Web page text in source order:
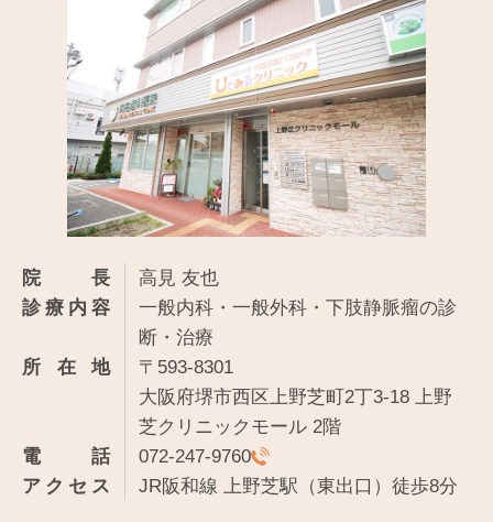
院長
高見 友也
診療内容
一般内科・一般外科・下肢静脈瘤の診
断・治療
所在地
〒593-8301
大阪府堺市西区上野芝町2丁3-18 上野
芝クリニックモール 2階
電話
072-247-9760
アクセス
JR阪和線 上野芝駅（東出口）徒歩8分